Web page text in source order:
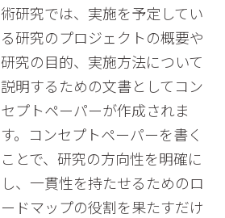
術研究では、実施を予定してい
る研究のプロジェクトの概要や
研究の目的、実施方法について
説明するための文書としてコン
セプトペーパーが作成されま
す。コンセプトペーパーを書く
ことで、研究の方向性を明確に
し、一貫性を持たせるためのロ
ードマップの役割を果たすだけ